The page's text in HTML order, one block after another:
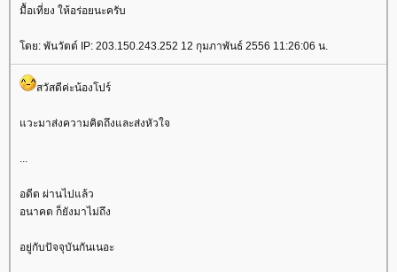
มื้อเที่ยง ให้อร่อยนะครับ
ดย: พันวัตต์ IP: 203.150.243.252 12 กุมภาพันธ์ 2556 11:26:06 น.
สวัสดีค่ะน้องโปร์
วะมาส่งความคิดถึงและส่งหัวใจ
...
อดีต ผ่านไปแล้ว
อนาคต ก็ยังมาไม่ถึง
อยู่กับปัจจุบันกันเนอะ